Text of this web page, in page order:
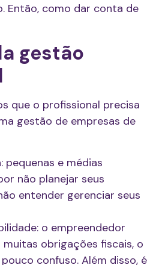
Então, como dar conta de
gestão
que o profissional precisa
gestão de empresas de
pequenas e médias
não planejar seus
entender gerenciar seus
o empreendedor
obrigações fiscais, o
confuso. Além disso, é